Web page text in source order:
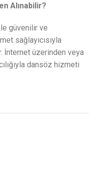
Alınabilir?
güvenilir ve
sağlayıcısıyla
üzerinden veya
dansöz hizmeti